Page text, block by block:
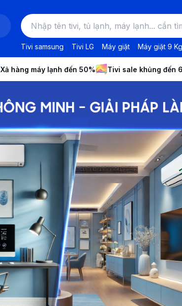
Tivi samsung Tivi LG Máy giặt Máy giặt 9 Kg
Xả hàng máy lạnh đến 50% Tivi sale khủng đến